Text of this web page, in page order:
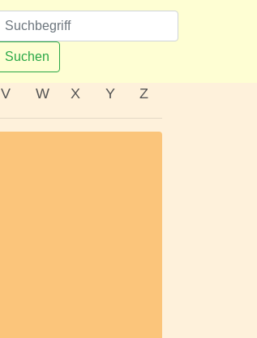
Suchen
V W X Y Z